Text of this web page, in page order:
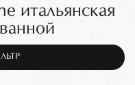
итальянская